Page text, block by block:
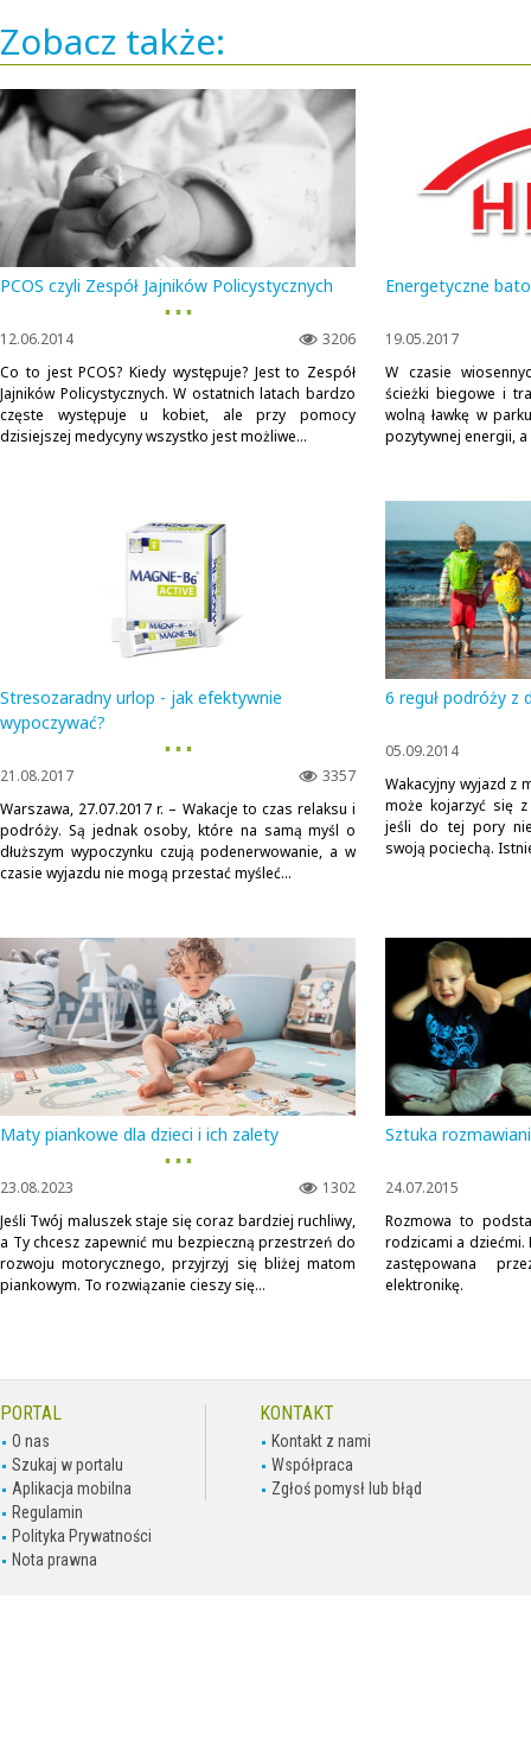
Zobacz także:
PCOS czyli Zespół Jajników Policystycznych
▪ ▪ ▪
3206
12.06.2014
Co to jest PCOS? Kiedy występuje? Jest to Zespół
Jajników Policystycznych. W ostatnich latach bardzo
częste występuje u kobiet, ale przy pomocy
dzisiejszej medycyny wszystko jest możliwe...
Energetyczne
19.05.2017
W czasie
ścieżki biegowe i
wolną ławkę w
pozytywnej energii,
Stresozaradny urlop - jak efektywnie
wypoczywać?
▪ ▪ ▪
3357
21.08.2017
Warszawa, 27.07.2017 r. – Wakacje to czas relaksu i
podróży. Są jednak osoby, które na samą myśl o
dłuższym wypoczynku czują podenerwowanie, a w
czasie wyjazdu nie mogą przestać myśleć...
6 reguł podróży z
05.09.2014
Wakacyjny wyjazd z
może kojarzyć się z
jeśli do tej pory
swoją pociechą.
Maty piankowe dla dzieci i ich zalety
▪ ▪ ▪
1302
23.08.2023
Jeśli Twój maluszek staje się coraz bardziej ruchliwy,
a Ty chcesz zapewnić mu bezpieczną przestrzeń do
rozwoju motorycznego, przyjrzyj się bliżej matom
piankowym. To rozwiązanie cieszy się...
Sztuka
24.07.2015
Rozmowa to
rodzicami a dziećmi.
zastępowana
elektronikę.
PORTAL
O nas
Szukaj w portalu
Aplikacja mobilna
Regulamin
Polityka Prywatności
Nota prawna
KONTAKT
Kontakt z nami
Współpraca
Zgłoś pomysł lub błąd